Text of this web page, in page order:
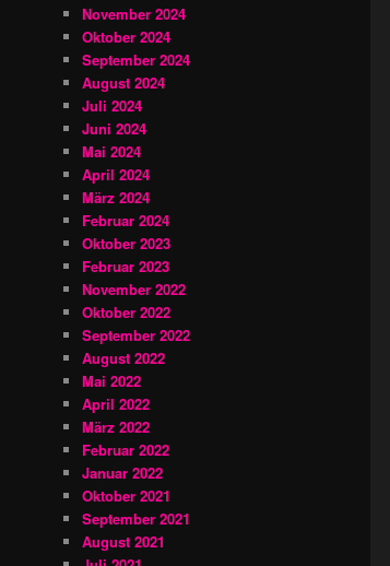
November 2024
Oktober 2024
September 2024
August 2024
Juli 2024
Juni 2024
Mai 2024
April 2024
März 2024
Februar 2024
Oktober 2023
Februar 2023
November 2022
Oktober 2022
September 2022
August 2022
Mai 2022
April 2022
März 2022
Februar 2022
Januar 2022
Oktober 2021
September 2021
August 2021